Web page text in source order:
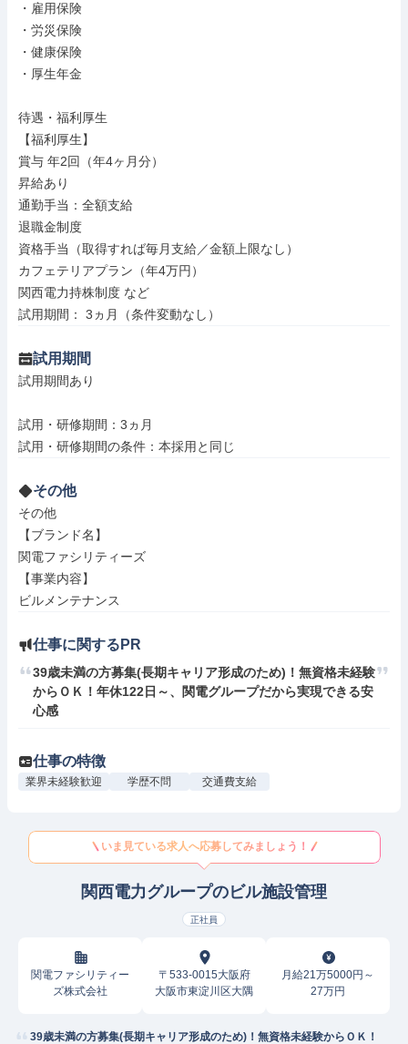
・雇用保険
・労災保険
・健康保険
・厚生年金
待遇・福利厚生
【福利厚生】
賞与 年2回（年4ヶ月分）
昇給あり
通勤手当：全額支給
退職金制度
資格手当（取得すれば毎月支給／金額上限なし）
カフェテリアプラン（年4万円）
関西電力持株制度 など
試用期間： 3ヵ月（条件変動なし）
試用期間
試用期間あり
試用・研修期間：3ヵ月
その他
その他
【ブランド名】
関電ファシリティーズ
【事業内容】
ビルメンテナンス
仕事に関するPR
39歳未満の方募集(長期キャリア形成のため)！無資格未経験
からＯＫ！年休122日～、関電グループだから実現できる安
心感
仕事の特徴
業界未経験歓迎 学歴不問 交通費支給
いま見ている求人へ応募してみましょう！
関西電力グループのビル施設管理
正社員
関電ファシリティー
ズ株式会社
〒533-0015大阪府
大阪市東淀川区大隅
月給21万5000円～
27万円
39歳未満の方募集(長期キャリア形成のため)！無資格未経験からＯＫ！